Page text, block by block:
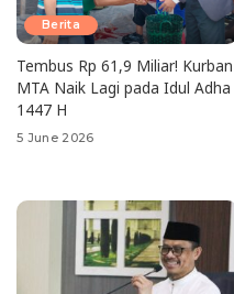
Berita
Tembus Rp 61,9 Miliar! Kurban
MTA Naik Lagi pada Idul Adha
1447 H
5 June 2026